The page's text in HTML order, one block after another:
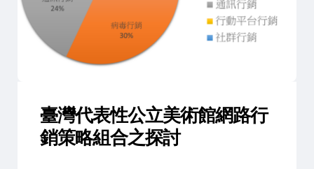
臺灣代表性公立美術館網路行
銷策略組合之探討